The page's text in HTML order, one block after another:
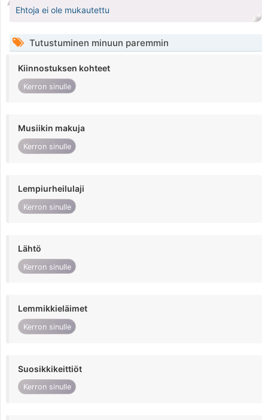
Ehtoja ei ole mukautettu
Tutustuminen minuun paremmin
Kiinnostuksen kohteet
Kerron sinulle
Musiikin makuja
Kerron sinulle
Lempiurheilulaji
Kerron sinulle
Lähtö
Kerron sinulle
Lemmikkieläimet
Kerron sinulle
Suosikkikeittiöt
Kerron sinulle